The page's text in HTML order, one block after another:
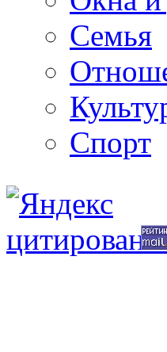
Семья
Спорт